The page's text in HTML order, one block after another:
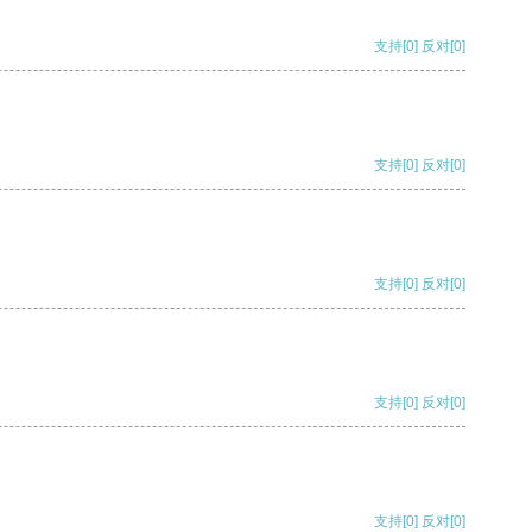
支持[0] 反对[0]
支持[0] 反对[0]
支持[0] 反对[0]
支持[0] 反对[0]
支持[0] 反对[0]